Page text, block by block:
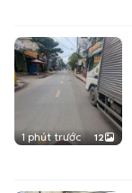
1 phút trước 12